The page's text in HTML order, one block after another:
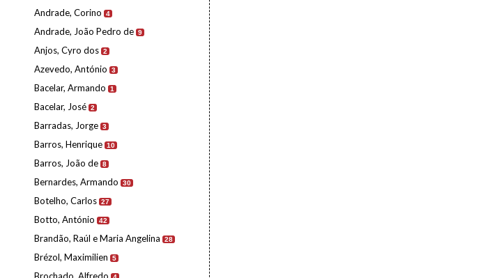
Andrade, Corino 4
Andrade, João Pedro de 9
Anjos, Cyro dos 2
Azevedo, António 3
Bacelar, Armando 1
Bacelar, José 2
Barradas, Jorge 3
Barros, Henrique 10
Barros, João de 8
Bernardes, Armando 30
Botelho, Carlos 27
Botto, António 42
Brandão, Raúl e Maria Angelina 28
Brézol, Maximilien 5